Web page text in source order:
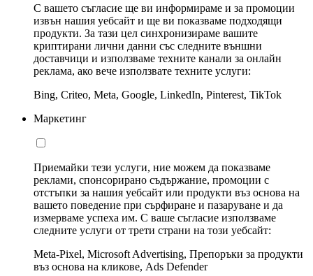
С вашето съгласие ще ви информираме и за промоции
извън нашия уебсайт и ще ви показваме подходящи
продукти. За тази цел синхронизираме вашите
криптирани лични данни със следните външни
доставчици и използваме техните канали за онлайн
реклама, ако вече използвате техните услуги:
Bing, Criteo, Meta, Google, LinkedIn, Pinterest, TikTok
Маркетинг
Приемайки тези услуги, ние можем да показваме
реклами, спонсорирано съдържание, промоции с
отстъпки за нашия уебсайт или продукти въз основа на
вашето поведение при сърфиране и пазаруване и да
измерваме успеха им. С ваше съгласие използваме
следните услуги от трети страни на този уебсайт:
Meta-Pixel, Microsoft Advertising, Препоръки за продукти
въз основа на кликове, Ads Defender